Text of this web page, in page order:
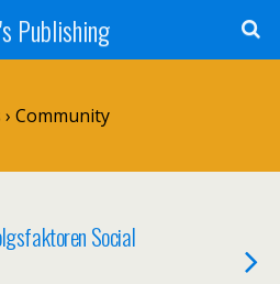
Publishing
Community
Social